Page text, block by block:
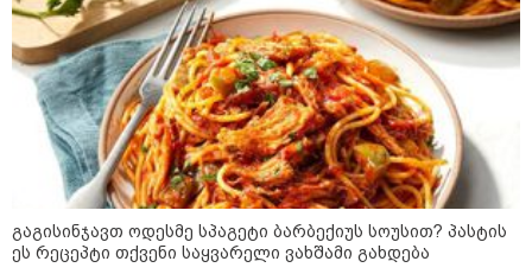
ინტერნეტში ამაღელვებელი
კადრები ვრცელდება - როგორ
გადაარჩინა 56 წლის კაცმა
ბავშვები აბობოქრებულ ზღვაში
დახრჩობას
კატეგორიის ყველა სიახლე
გაგისინჯავთ ოდესმე სპაგეტი ბარბექიუს სოუსით? პასტის
ეს რეცეპტი თქვენი საყვარელი ვახშამი გახდება